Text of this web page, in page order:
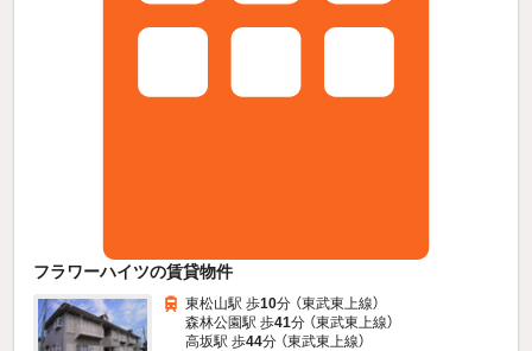
フラワーハイツの賃貸物件
東松山駅 歩10分 （東武東上線）
森林公園駅 歩41分 （東武東上線）
高坂駅 歩44分 （東武東上線）